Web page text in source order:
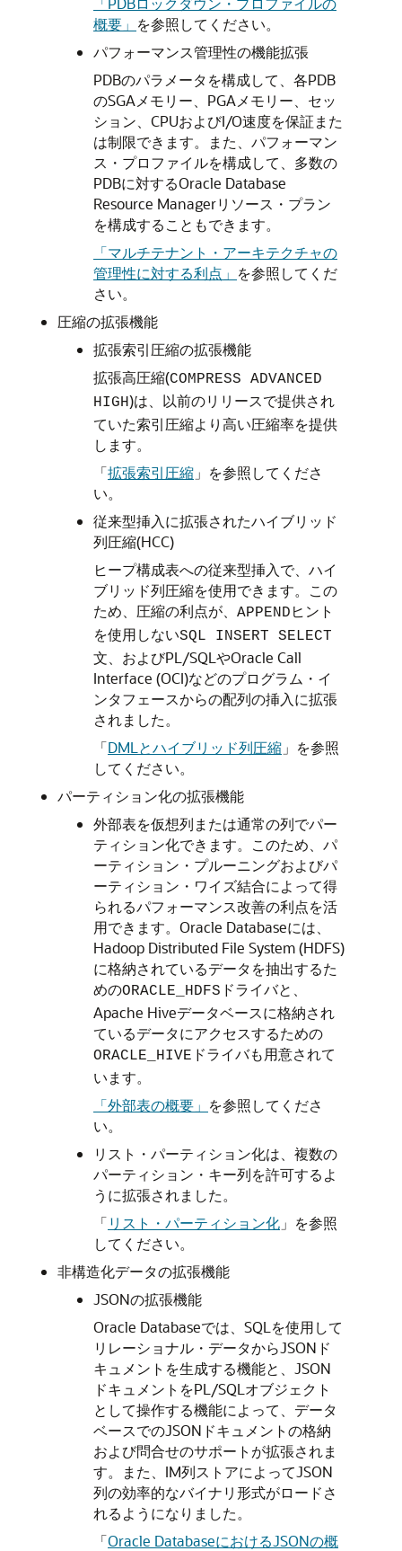
概要」 を参照してください。
パフォーマンス管理性の機能拡張
PDBのパラメータを構成して、各PDB
のSGAメモリー、PGAメモリー、セッ
ション、CPUおよびI/O速度を保証また
は制限できます。また、パフォーマン
ス・プロファイルを構成して、多数の
PDBに対するOracle Database
Resource Managerリソース・プラン
を構成することもできます。
「マルチテナント・アーキテクチャの
管理性に対する利点」 を参照してくだ
さい。
圧縮の拡張機能
拡張索引圧縮の拡張機能
拡張高圧縮(COMPRESS ADVANCED
HIGH)は、以前のリリースで提供され
ていた索引圧縮より高い圧縮率を提供
します。
「拡張索引圧縮 」 を参照してくださ
い。
従来型挿入に拡張されたハイブリッド
列圧縮(HCC)
ヒープ構成表への従来型挿入で、ハイ
ブリッド列圧縮を使用できます。この
ため、圧縮の利点が、 APPEND ヒント
を使用しないSQL INSERT SELECT
文、およびPL/SQLやOracle Call
Interface (OCI)などのプログラム・イ
ンタフェースからの配列の挿入に拡張
されました。
「DMLとハイブリッド列圧縮 」 を参照
してください。
パーティション化の拡張機能
外部表を仮想列または通常の列でパー
ティション化できます。このため、パ
ーティション・プルーニングおよびパ
ーティション・ワイズ結合によって得
られるパフォーマンス改善の利点を活
用できます。Oracle Databaseには、
Hadoop Distributed File System (HDFS)
に格納されているデータを抽出するた
めのORACLE_HDFS ドライバと、
Apache Hiveデータベースに格納され
ているデータにアクセスするための
ORACLE_HIVE ドライバも用意されて
います。
「外部表の概要」 を参照してくださ
い。
リスト・パーティション化は、複数の
パーティション・キー列を許可するよ
うに拡張されました。
「リスト・パーティション化 」 を参照
してください。
非構造化データの拡張機能
JSONの拡張機能
Oracle Databaseでは、SQLを使用して
リレーショナル・データからJSONド
キュメントを生成する機能と、JSON
ドキュメントをPL/SQLオブジェクト
として操作する機能によって、データ
ベースでのJSONドキュメントの格納
および問合せのサポートが拡張されま
す。また、IM列ストアによってJSON
列の効率的なバイナリ形式がロードさ
れるようになりました。
「Oracle DatabaseにおけるJSONの概